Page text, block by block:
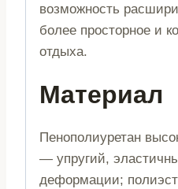
возможность
более просторное и
отдыха.
Материал
Пенополиуретан
— упругий,
деформации;